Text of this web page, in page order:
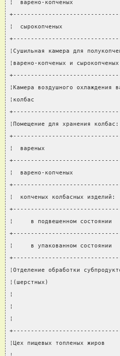
¦  варено-копченых
¦  сырокопченых
¦Сушильная камера для
¦варено-копченых и
¦Камера воздушного
¦колбас
¦Помещение для
¦  вареных
¦  варено-копченых
¦  копченых колбасных
¦     в подвешенном
¦     в упакованном
¦Отделение обработки
¦(шерстных)
¦
¦
¦
¦Цех пищевых топленых